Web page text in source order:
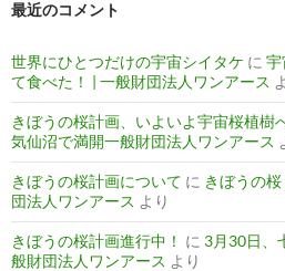
最近のコメント
世界にひとつだけの宇宙シイタケ に 宇
て食べた！ | 一般財団法人ワンアース
きぼうの桜計画、いよいよ宇宙桜植樹
気仙沼で満開一般財団法人ワンアース
きぼうの桜計画について に きぼうの
団法人ワンアース より
きぼうの桜計画進行中！ に 3月30日、
般財団法人ワンアース より